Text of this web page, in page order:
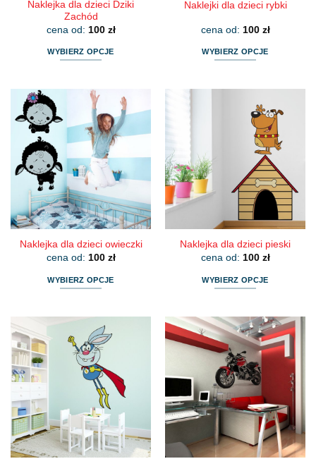
Naklejka dla dzieci Dziki
Zachód
cena od: 100 zł
WYBIERZ OPCJE
ma
wiele
wariantów.
Opcje
można
wybrać
na
stronie
produktu
Naklejki dla dzieci rybki
cena od: 100 zł
WYBIERZ OPCJE
wiele
wariantów.
Opcje
można
wybrać
na
stronie
produktu
Naklejka dla dzieci owieczki
cena od: 100 zł
WYBIERZ OPCJE
wiele
wariantów.
Opcje
można
wybrać
na
stronie
produktu
Naklejka dla dzieci pieski
cena od: 100 zł
WYBIERZ OPCJE
ma
wiele
wariantów.
Opcje
można
wybrać
na
stronie
produktu